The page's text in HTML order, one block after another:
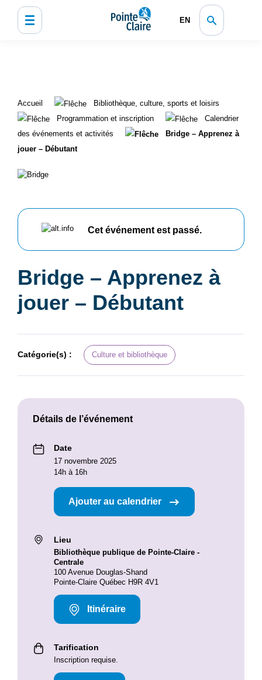
EN
Accueil
Bibliothèque, culture, sports et loisirs
Programmation et inscription
Calendrier
des événements et activités
Bridge – Apprenez à
jouer – Débutant
Cet événement est passé.
Bridge – Apprenez à
jouer – Débutant
Catégorie(s) : Culture et bibliothèque
Détails de l’événement
Date
17 novembre 2025
14h à 16h
Ajouter au calendrier
Lieu
Bibliothèque publique de Pointe-Claire -
Centrale
100 Avenue Douglas-Shand
Pointe-Claire Québec H9R 4V1
Itinéraire
Tarification
Inscription requise.